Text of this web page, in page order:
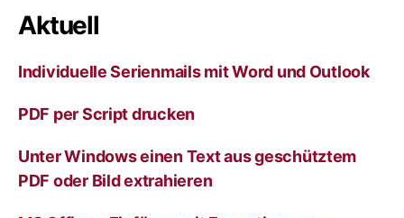
r
n
v
Aktuell
Individuelle Serienmails mit Word und Outlook
PDF per Script drucken
Unter Windows einen Text aus geschütztem
PDF oder Bild extrahieren